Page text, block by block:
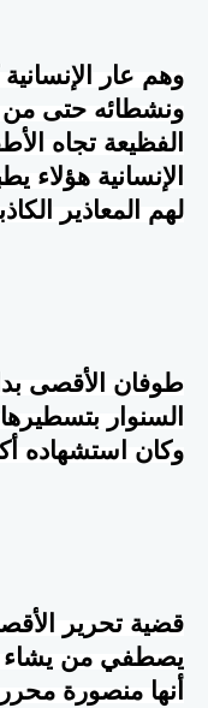
وهم عار
ونشطائه حتى من
الفظيعة تجاه
الإنسانية هؤلاء
لهم المعاذير
طوفان الأقصى
السنوار
وكان استشهاده
قضية تحرير
يصطفي من يشاء
أنها منصورة